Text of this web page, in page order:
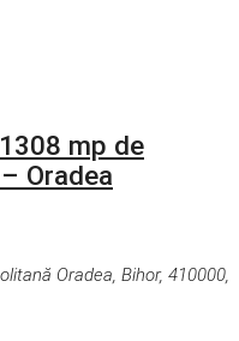
mp de
Oradea
Oradea, Bihor, 410000,